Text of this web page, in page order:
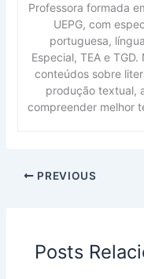
Professora formada
UEPG, com
portuguesa,
Especial, TEA e TGD.
conteúdos sobre
produção textual,
compreender melhor
PREVIOUS
Posts